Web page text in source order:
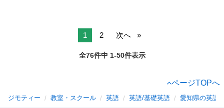
1 2 次へ
全76件中 1-50件表示
ページTOPへ
ジモティー 教室・スクール 英語 英語/基礎英語 愛知県の英語/